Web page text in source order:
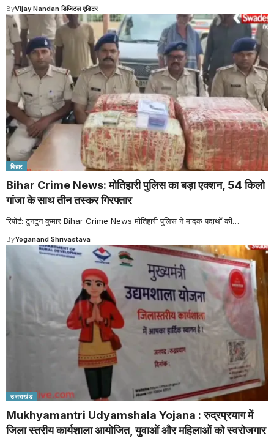
ByVijay Nandan डिजिटल एडिटर
बिहार
Bihar Crime News: मोतिहारी पुलिस का बड़ा एक्शन, 54 किलो
गांजा के साथ तीन तस्कर गिरफ्तार
रिपोर्ट: टुनटुन कुमार Bihar Crime News मोतिहारी पुलिस ने मादक पदार्थों की…
ByYoganand Shrivastava
उत्तराखंड
Mukhyamantri Udyamshala Yojana : रुद्रप्रयाग में
जिला स्तरीय कार्यशाला आयोजित, युवाओं और महिलाओं को स्वरोजगार